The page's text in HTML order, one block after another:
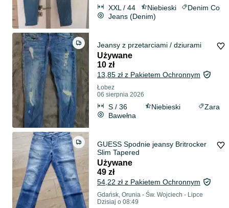
XXL / 44 Niebieski
Denim Co
Jeans (Denim)
Jeansy z przetarciami / dziurami
Używane
10 zł
13,85 zł z Pakietem Ochronnym
Łobez
06 sierpnia 2026
S / 36 Niebieski
Zara
Bawełna
GUESS Spodnie jeansy Britrocker
Slim Tapered
Używane
49 zł
54,22 zł z Pakietem Ochronnym
Gdańsk, Orunia - Św. Wojciech - Lipce
Dzisiaj o 08:49